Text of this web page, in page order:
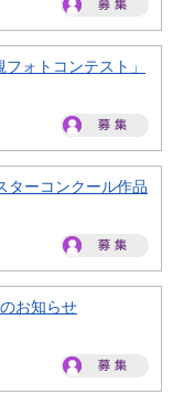
ォトコンテスト」
ターコンクール作品
お知らせ